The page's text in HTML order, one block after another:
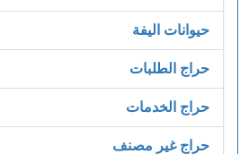
حيوانات اليفة
حراج الطلبات
حراج الخدمات
حراج غير مصنف